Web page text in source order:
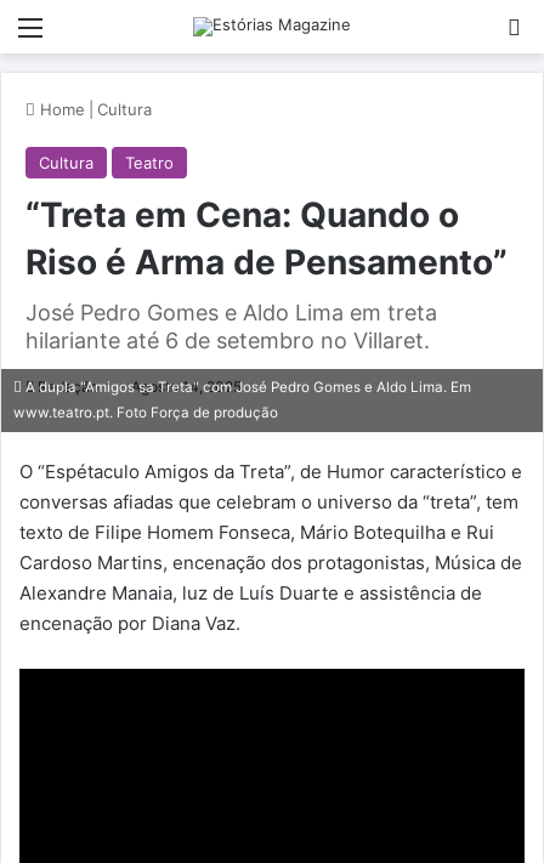
Menu
Home Cultura
Cultura Teatro
“Treta em Cena: Quando o
Riso é Arma de Pensamento”
José Pedro Gomes e Aldo Lima em treta
hilariante até 6 de setembro no Villaret.
Redação Agosto 14, 2025
A dupla "Amigos sa Treta" com José Pedro Gomes e Aldo Lima. Em
www.teatro.pt. Foto Força de produção
O “Espétaculo Amigos da Treta”, de Humor característico e
conversas afiadas que celebram o universo da “treta”, tem
texto de Filipe Homem Fonseca, Mário Botequilha e Rui
Cardoso Martins, encenação dos protagonistas, Música de
Alexandre Manaia, luz de Luís Duarte e assistência de
encenação por Diana Vaz.